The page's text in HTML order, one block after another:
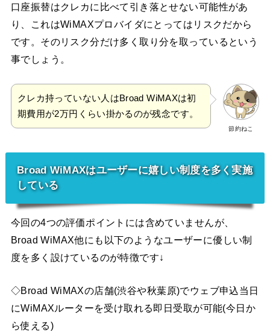
口座振替はクレカに比べて引き落とせない可能性があ
り、これはWiMAXプロバイダにとってはリスクだから
です。そのリスク分だけ多く取り分を取っているという
事でしょう。
節約ねこ
クレカ持っていない人はBroad WiMAXは初
期費用が2万円くらい掛かるのが残念です。
Broad WiMAXはユーザーに嬉しい制度を多く実施
している
今回の4つの評価ポイントには含めていませんが、
Broad WiMAX他にも以下のようなユーザーに優しい制
度を多く設けているのが特徴です↓
◇Broad WiMAXの店舗(渋谷や秋葉原)でウェブ申込当日
にWiMAXルーターを受け取れる即日受取が可能(今日か
ら使える)